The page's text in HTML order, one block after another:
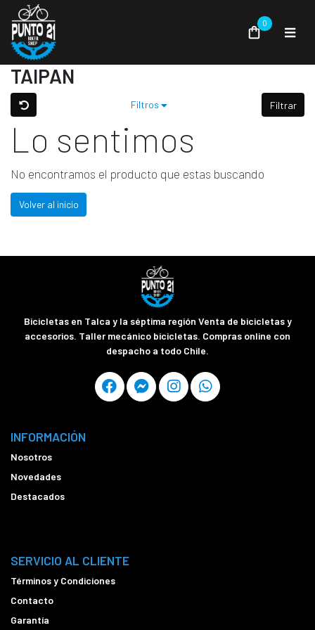
0
TAIPAN
Filtros Filtrar
Lo sentimos
No encontramos el producto que estas buscando
Volver al inicio
Bicicletas en Talca y la séptima región Venta de bicicletas y
accesorios. Taller mecánico bicicletas. Compras online con
despacho a todo Chile.
INFORMACIÓN
Nosotros
Novedades
Destacados
SERVICIO AL CLIENTE
Términos y Condiciones
Contacto
Garantía